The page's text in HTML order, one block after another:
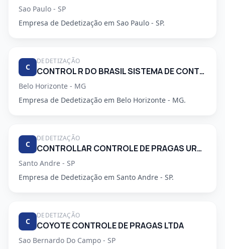
Sao Paulo - SP
Empresa de Dedetização em Sao Paulo - SP.
C
DEDETIZAÇÃO
CONTROL R DO BRASIL SISTEMA DE CONTROLE AMBIENTAL LTDA
Belo Horizonte - MG
Empresa de Dedetização em Belo Horizonte - MG.
C
DEDETIZAÇÃO
CONTROLLAR CONTROLE DE PRAGAS URBANAS
Santo Andre - SP
Empresa de Dedetização em Santo Andre - SP.
C
DEDETIZAÇÃO
COYOTE CONTROLE DE PRAGAS LTDA
Sao Bernardo Do Campo - SP